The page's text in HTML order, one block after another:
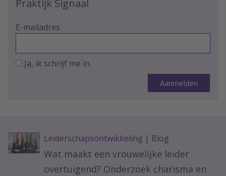
Praktijk Signaal
E-mailadres
Ja, ik schrijf me in
Leiderschapsontwikkeling | Blog
Wat maakt een vrouwelijke leider
overtuigend? Onderzoek charisma en